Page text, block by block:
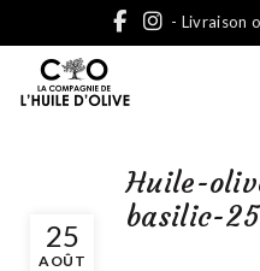
- Livraison
25
AOÛT
Huile-
basilic-